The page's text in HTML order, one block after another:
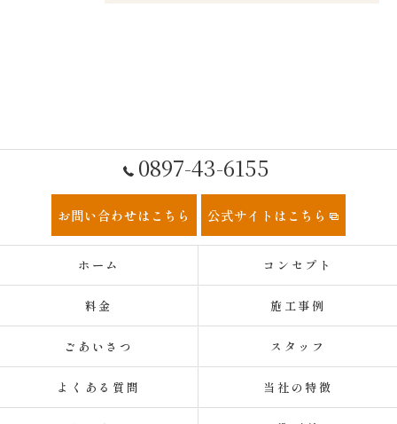
0897-43-6155
お問い合わせはこちら 公式サイトはこちら
ホーム コンセプト
料金 施工事例
ごあいさつ スタッフ
よくある質問 当社の特徴